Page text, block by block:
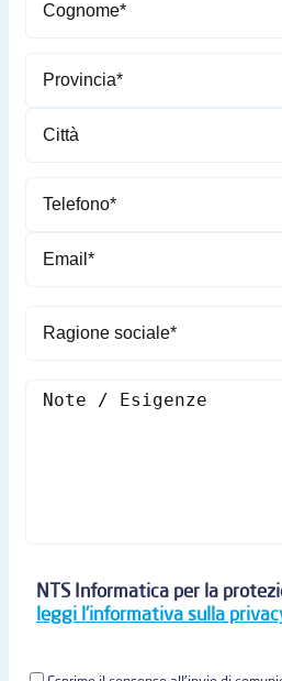
NTS Informatica per la
leggi l'informativa sulla